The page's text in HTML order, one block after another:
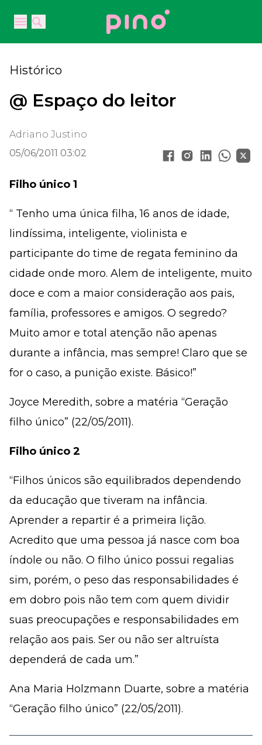
Open main menu
Open main menu
Your Company
Histórico
@ Espaço do leitor
Adriano Justino
05/06/2011 03:02
Filho único 1
“ Tenho uma única filha, 16 anos de idade,
lindíssima, inteligente, violinista e
participante do time de regata feminino da
cidade onde moro. Alem de inteligente, muito
doce e com a maior consideração aos pais,
família, professores e amigos. O segredo?
Muito amor e total atenção não apenas
durante a infância, mas sempre! Claro que se
for o caso, a punição existe. Básico!”
Joyce Meredith, sobre a matéria “Geração
filho único” (22/05/2011).
Filho único 2
“Filhos únicos são equilibrados dependendo
da educação que tiveram na infância.
Aprender a repartir é a primeira lição.
Acredito que uma pessoa já nasce com boa
índole ou não. O filho único possui regalias
sim, porém, o peso das responsabilidades é
em dobro pois não tem com quem dividir
suas preocupações e responsabilidades em
relação aos pais. Ser ou não ser altruísta
dependerá de cada um.”
Ana Maria Holzmann Duarte, sobre a matéria
“Geração filho único” (22/05/2011).